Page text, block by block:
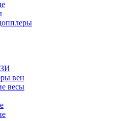
вен
весы